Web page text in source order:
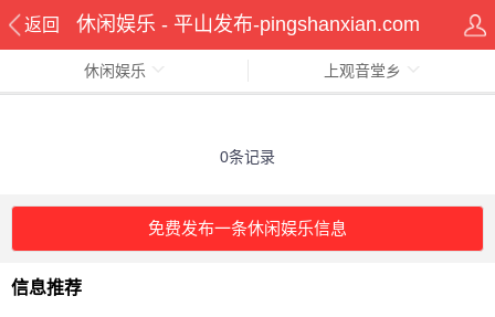
返回 休闲娱乐 - 平山发布-pingshanxian.com
休闲娱乐 上观音堂乡
0条记录
免费发布一条休闲娱乐信息
信息推荐